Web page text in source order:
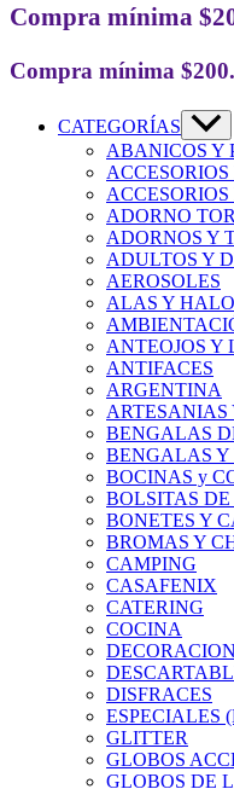
Compra mínima
Compra mínima
CATEGORÍAS
ABANICOS Y
ADORNO
ADORNOS Y
ADULTOS Y
AEROSOLES
ALAS Y
ANTEOJOS Y
ANTIFACES
ARGENTINA
BENGALAS
BENGALAS Y
BOCINAS y
BOLSITAS
BONETES Y
BROMAS Y
CAMPING
CASAFENIX
CATERING
COCINA
DISFRACES
ESPECIALES
GLITTER
GLOBOS
GLOBOS DE